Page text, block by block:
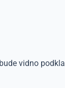
vidno